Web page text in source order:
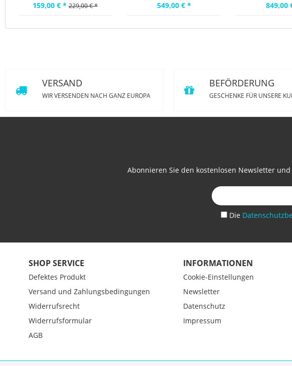
159,00 € * 229,00 € * 549,00 € * 849,00
VERSAND
WIR VERSENDEN NACH GANZ EUROPA
BEFÖRDERUNG
GESCHENKE FÜR UNSERE
Abonnieren Sie den kostenlosen Newsletter
Die
SHOP SERVICE
Defektes Produkt
Versand und Zahlungsbedingungen
Widerrufsrecht
Widerrufsformular
AGB
INFORMATIONEN
Cookie-Einstellungen
Newsletter
Datenschutz
Impressum